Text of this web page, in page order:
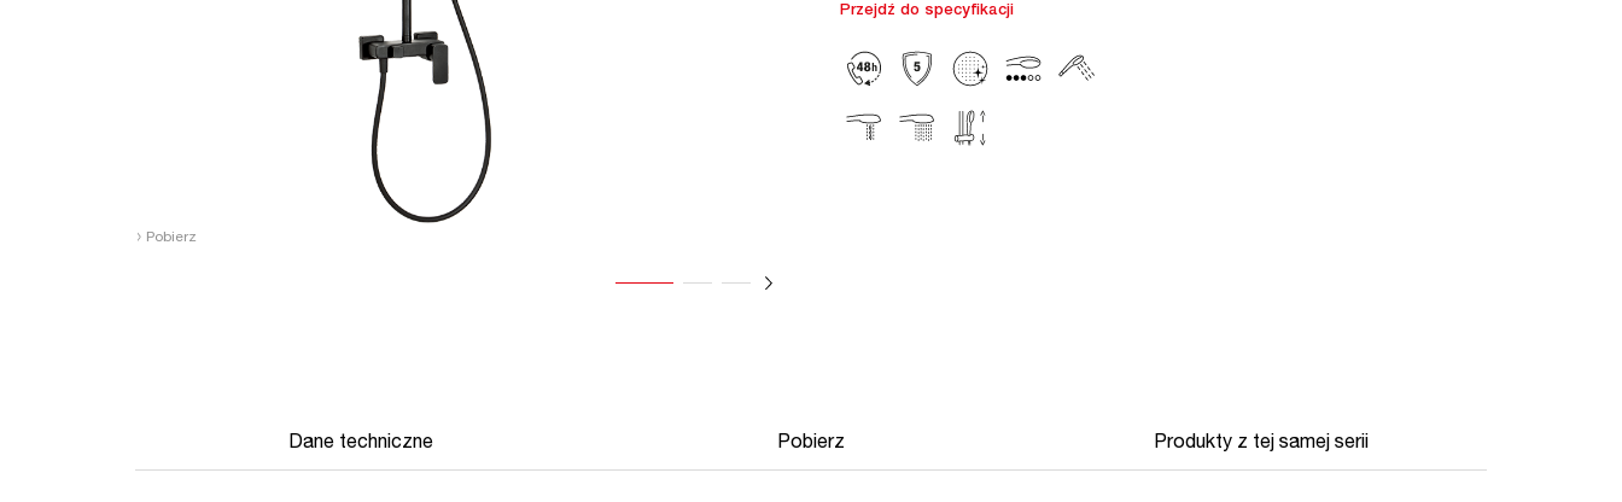
› Pobierz
Przejdź do specyfikacji
Dane techniczne Pobierz Produkty z tej samej serii